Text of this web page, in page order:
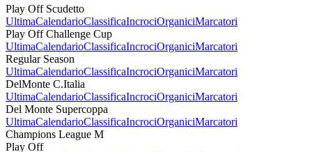
Play Off Scudetto
UltimaCalendarioClassificaIncrociOrganiciMarcatori
Play Off Challenge Cup
UltimaCalendarioClassificaIncrociOrganiciMarcatori
Regular Season
UltimaCalendarioClassificaIncrociOrganiciMarcatori
DelMonte C.Italia
UltimaCalendarioClassificaIncrociOrganiciMarcatori
Del Monte Supercoppa
UltimaCalendarioClassificaIncrociOrganiciMarcatori
Champions League M
Play Off